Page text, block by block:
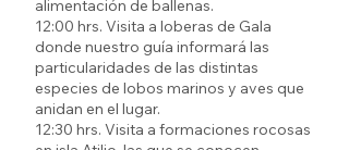
alimentación de ballenas.
12:00 hrs. Visita a loberas de Gala
donde nuestro guía informará las
particularidades de las distintas
especies de lobos marinos y aves que
anidan en el lugar.
12:30 hrs. Visita a formaciones rocosas